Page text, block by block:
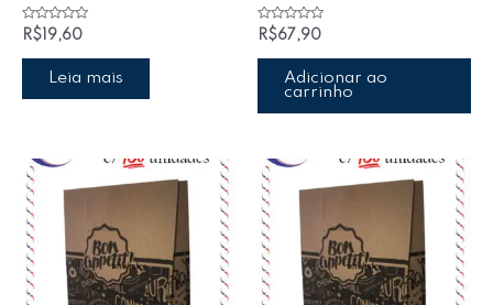
Avaliação
0
de
R$ 19,60
Leia mais
Avaliação
0
de
R$67,90
Adicionar ao
carrinho